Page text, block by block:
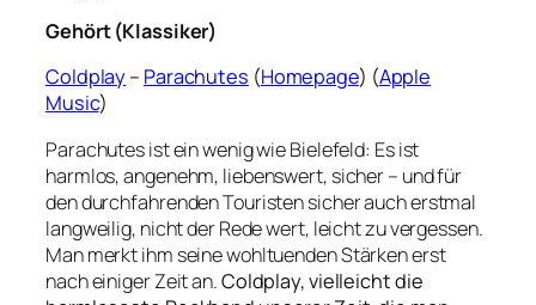
Gehört (Klassiker)
Coldplay– Parachutes (Homepage) (Apple
Music)
Parachutes ist ein wenig wie Bielefeld: Es ist
harmlos, angenehm, liebenswert, sicher – und für
den durchfahrenden Touristen sicher auch erstmal
langweilig, nicht der Rede wert, leicht zu vergessen.
Man merkt ihm seine wohltuenden Stärken erst
nach einiger Zeit an.Coldplay, vielleicht die